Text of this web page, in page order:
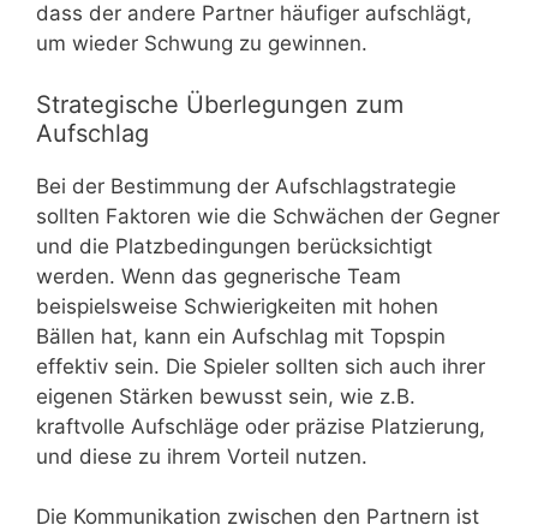
dass der andere Partner häufiger aufschlägt,
um wieder Schwung zu gewinnen.
Strategische Überlegungen zum
Aufschlag
Bei der Bestimmung der Aufschlagstrategie
sollten Faktoren wie die Schwächen der Gegner
und die Platzbedingungen berücksichtigt
werden. Wenn das gegnerische Team
beispielsweise Schwierigkeiten mit hohen
Bällen hat, kann ein Aufschlag mit Topspin
effektiv sein. Die Spieler sollten sich auch ihrer
eigenen Stärken bewusst sein, wie z.B.
kraftvolle Aufschläge oder präzise Platzierung,
und diese zu ihrem Vorteil nutzen.
Die Kommunikation zwischen den Partnern ist